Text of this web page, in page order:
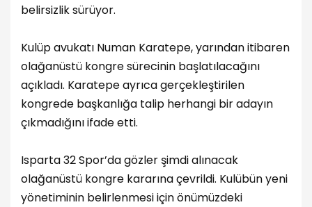
belirsizlik sürüyor.
Kulüp avukatı Numan Karatepe, yarından itibaren
olağanüstü kongre sürecinin başlatılacağını
açıkladı. Karatepe ayrıca gerçekleştirilen
kongrede başkanlığa talip herhangi bir adayın
çıkmadığını ifade etti.
Isparta 32 Spor’da gözler şimdi alınacak
olağanüstü kongre kararına çevrildi. Kulübün yeni
yönetiminin belirlenmesi için önümüzdeki